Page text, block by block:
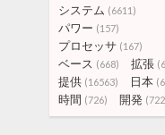
システム (6611)
パワー (157)
プロセッサ (167)
ベース (668) 拡張
提供 (16563) 日本
時間 (726) 開発